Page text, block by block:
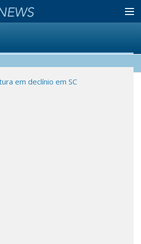
em declínio em SC